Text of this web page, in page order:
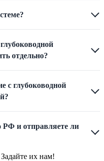
отдельно?
с глубоководной
РФ и отправляете ли
их нам!